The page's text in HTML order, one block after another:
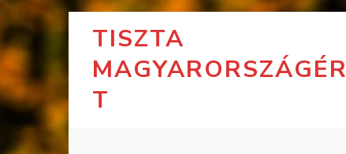
TISZTA
MAGYARORSZÁGÉR
T